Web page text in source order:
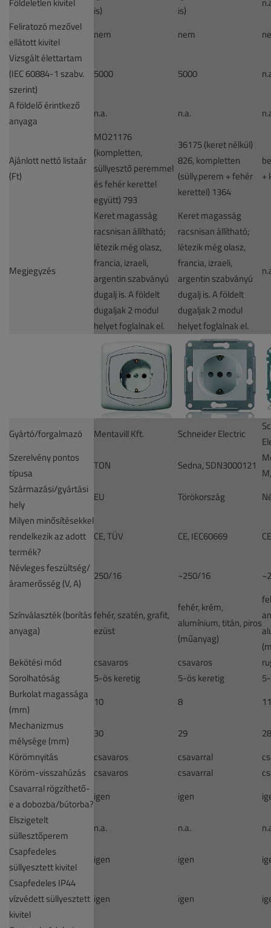
Földeletlen kivitel
is)
is)
Feliratozó mezővel
ellátott kivitel
nem nem
Vizsgált élettartam
(IEC 60884-1 szabv.
szerint)
5000 5000
A földelő érintkező
anyaga
n.a. n.a.
Ajánlott nettó listaár
(Ft)
MO21176
(kompletten,
süllyesztő peremmel
és fehér kerettel
együtt) 793
36175 (keret nélkül)
826, kompletten
(sülly.perem + fehér
kerettel) 1364
+
Megjegyzés
Keret magasság
racsnisan állítható;
létezik még olasz,
francia, izraeli,
argentin szabványú
dugalj is. A földelt
dugaljak 2 modul
helyet foglalnak el.
Keret magasság
racsnisan állítható;
létezik még olasz,
francia, izraeli,
argentin szabványú
dugalj is. A földelt
dugaljak 2 modul
helyet foglalnak el.
Gyártó/forgalmazó Mentavill Kft. Schneider Electric
Szerelvény pontos
típusa
TON Sedna, SDN3000121
Származási/gyártási
hely
EU Törökország
Milyen minősítésekkel
rendelkezik az adott
termék?
CE, TÜV CE, IEC60669 CE
Névleges feszültség/
áramerősség (V, A)
250/16 ~250/16
Színválaszték (borítás
anyaga)
fehér, szatén, grafit,
ezüst
fehér, krém,
alumínium, titán, piros
(műanyag)
Bekötési mód
csavaros csavaros
Sorolhatóság
5-ös keretig 5-ös keretig
Burkolat magassága
(mm)
10 8
11
Mechanizmus
mélysége (mm)
30 29
28
Körömnyitás
csavaros csavarral
Köröm-visszahúzás
csavaros csavarral
Csavarral rögzíthető-
e a dobozba/bútorba?
igen igen
Elszigetelt
süllesztőperem
n.a. n.a.
Csapfedeles
süllyesztett kivitel
igen igen
Csapfedeles IP44
vízvédett süllyesztett
kivitel
igen igen